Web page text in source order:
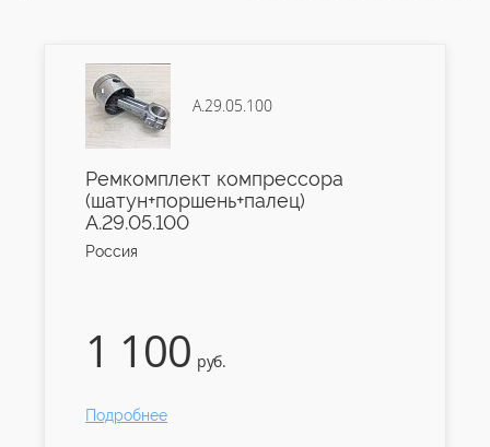
А.29.05.100
Ремкомплект компрессора
(шатун+поршень+палец)
А.29.05.100
Россия
1 100 руб.
Подробнее